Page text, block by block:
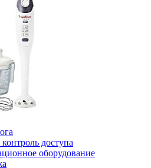
доступа
оборудование